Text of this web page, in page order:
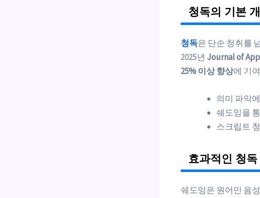
청독의 기본
청독은 단순 청취를
2025년 Journal of
25% 이상 향상에 기
의미 파악
쉐도잉을
스크립트
효과적인 청
쉐도잉은 원어민 음